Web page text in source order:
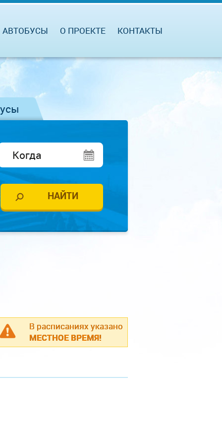
АВТОБУСЫ О ПРОЕКТЕ КОНТАКТЫ
В расписаниях указано
МЕСТНОЕ ВРЕМЯ!